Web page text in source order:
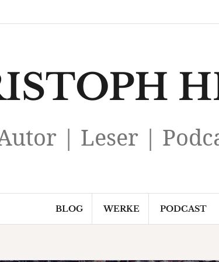
Einstellungen
derwiderrufen
| Leser |
BLOG WERKE PODCAST